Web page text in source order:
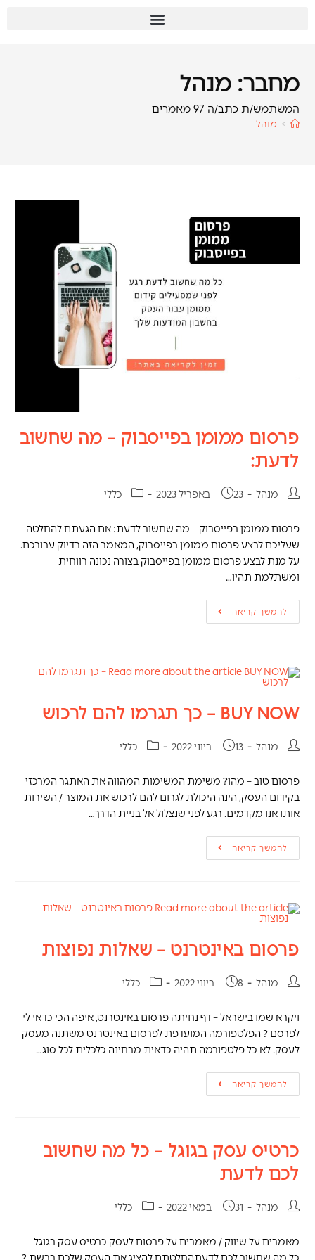
מחבר: מנהל
המשתמש/ת כתב/ה 97 מאמרים
> מנהל
פרסום ממומן בפייסבוק – מה שחשוב
לדעת:
מנהל 23 באפריל 2023 כללי
פרסום ממומן בפייסבוק – מה שחשוב לדעת: אם הגעתם להחלטה
שעליכם לבצע פרסום ממומן בפייסבוק, המאמר הזה בדיוק עבורכם.
על מנת לבצע פרסום ממומן בפייסבוק בצורה נכונה רווחית
ומשתלמת תהיו…
להמשך קריאה
BUY NOW – כך תגרמו להם לרכוש
מנהל 13 ביוני 2022 כללי
פרסום טוב – מהו? משימת המשימות המהווה את האתגר המרכזי
בקידום העסק, הינה היכולת לגרום להם לרכוש את המוצר / השירות
אותו אנו מקדמים. רגע לפני שנצלול אל בניית הדרך…
להמשך קריאה
פרסום באינטרנט – שאלות נפוצות
מנהל 8 ביוני 2022 כללי
ויקרא שמו בישראל – דף נחיתה פרסום באינטרנט, איפה הכי כדאי לי
לפרסם ? הפלטפורמה המועדפת לפרסום באינטרנט משתנה מעסק
לעסק. לא כל פלטפורמה תהיה כדאית מבחינה כלכלית לכל סוג…
להמשך קריאה
כרטיס עסק בגוגל – כל מה שחשוב
לכם לדעת
מנהל 31 במאי 2022 כללי
מאמרים על שיווק / מאמרים על פרסום לעסק כרטיס עסק בגוגל –